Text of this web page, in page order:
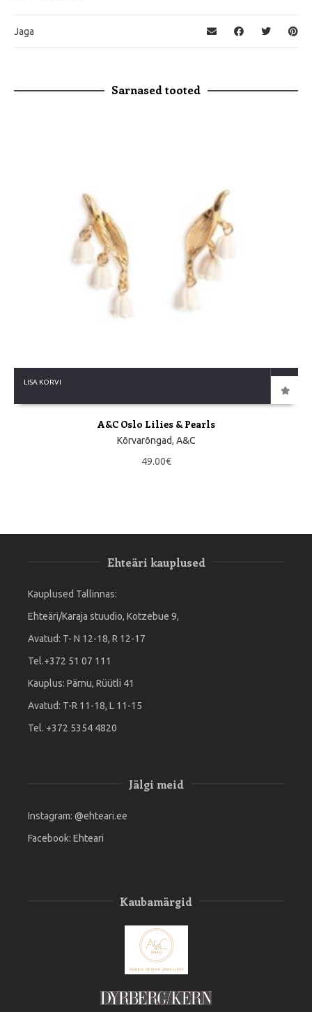
Jaga
Sarnased tooted
LISA KORVI
A&C Oslo Lilies & Pearls
Kõrvarõngad, A&C
49.00€
Ehteäri kauplused
Kauplused Tallinnas:
Ehteäri/Karaja stuudio, Kotzebue 9,
Avatud: T- N 12-18, R 12-17
Tel.+372 51 07 111
Kauplus: Pärnu, Rüütli 41
Avatud: T-R 11-18, L 11-15
Tel. +372 5354 4820
Jälgi meid
Instagram: @ehteari.ee
Facebook: Ehteari
Kaubamärgid